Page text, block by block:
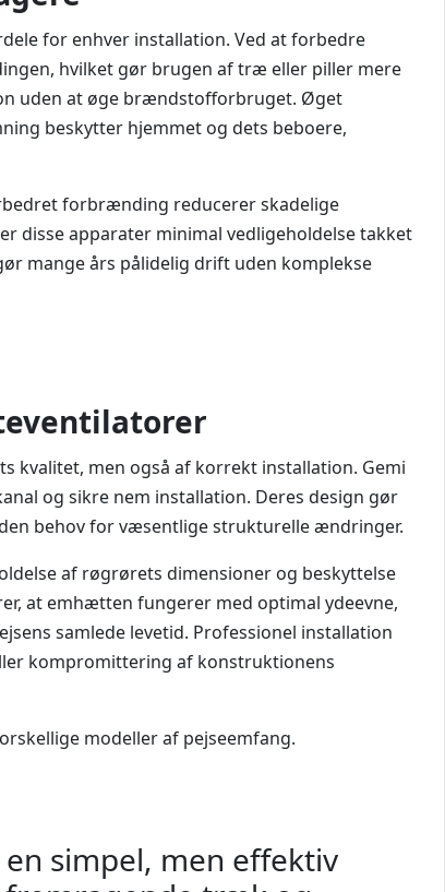
for enhver installation. Ved at forbedre
hvilket gør brugen af træ eller piller mere
uden at øge brændstofforbruget. Øget
beskytter hjemmet og dets beboere,
forbrænding reducerer skadelige
disse apparater minimal vedligeholdelse takket
mange års pålidelig drift uden komplekse
kvalitet, men også af korrekt installation. Gemi
og sikre nem installation. Deres design gør
behov for væsentlige strukturelle ændringer.
af røgrørets dimensioner og beskyttelse
at emhætten fungerer med optimal ydeevne,
samlede levetid. Professionel installation
kompromittering af konstruktionens
modeller af pejseemfang.
simpel, men effektiv